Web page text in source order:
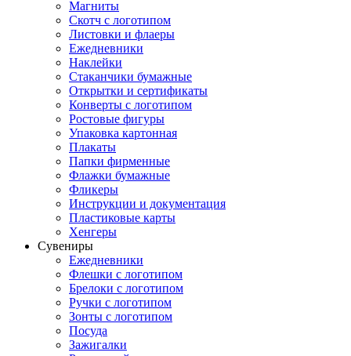
Магниты
Скотч с логотипом
Листовки и флаеры
Ежедневники
Наклейки
Стаканчики бумажные
Открытки и сертификаты
Конверты с логотипом
Ростовые фигуры
Упаковка картонная
Плакаты
Папки фирменные
Флажки бумажные
Фликеры
Инструкции и документация
Пластиковые карты
Хенгеры
Сувениры
Ежедневники
Флешки с логотипом
Брелоки с логотипом
Ручки с логотипом
Зонты с логотипом
Посуда
Зажигалки